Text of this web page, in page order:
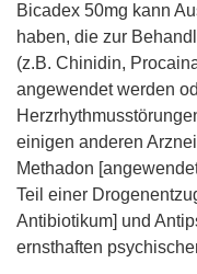
Bicadex 50mg kann
haben, die zur
(z.B. Chinidin,
angewendet werden
einigen anderen
Methadon
Teil einer
Antibiotikum] und
ernsthaften